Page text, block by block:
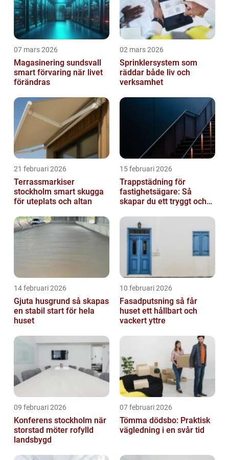
07 mars 2026
Magasinering sundsvall
smart förvaring när livet
förändras
02 mars 2026
Sprinklersystem som
räddar både liv och
verksamhet
21 februari 2026
Terrassmarkiser
stockholm smart skugga
för uteplats och altan
15 februari 2026
Trappstädning för
fastighetsägare: Så
skapar du ett tryggt och
Stockholm
14 februari 2026
Gjuta husgrund så skapas
en stabil start för hela
huset
10 februari 2026
Fasadputsning så får
huset ett hållbart och
vackert yttre
09 februari 2026
Konferens stockholm när
storstad möter rofylld
landsbygd
07 februari 2026
Tömma dödsbo: Praktisk
vägledning i en svår tid